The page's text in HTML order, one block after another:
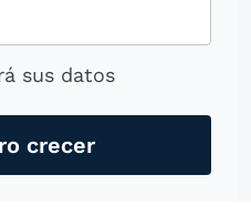
sus datos
de
con el fin de
crecer